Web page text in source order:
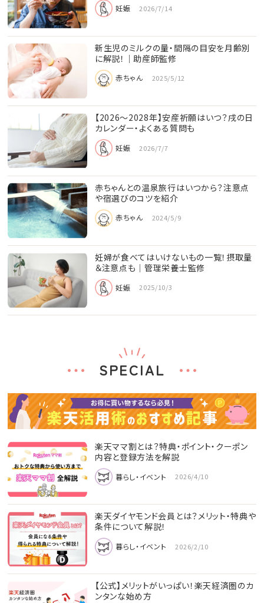
妊娠 2026/7/14
新生児のミルクの量・間隔の目安を月齢別
に解説！｜助産師監修
赤ちゃん 2025/5/12
【2026〜2028年】安産祈願はいつ？戌の日
カレンダー・よくある質問も
妊娠 2026/7/7
赤ちゃんとの温泉旅行はいつから？注意点
や宿選びのコツを紹介
赤ちゃん 2024/5/9
妊婦が食べてはいけないもの一覧！摂取量
＆注意点も│管理栄養士監修
妊娠 2025/10/3
SPECIAL
楽天ママ割とは？特典・ポイント・クーポン
内容と登録方法を解説
暮らし・イベント 2026/4/10
楽天ダイヤモンド会員とは？メリット・特典や
条件について解説！
暮らし・イベント 2026/2/10
【公式】メリットがいっぱい！楽天経済圏のカ
ンタンな始め方